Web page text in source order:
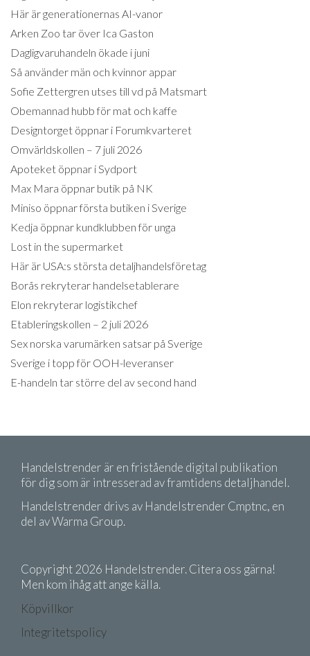
Här är generationernas AI-vanor
Arken Zoo tar över Ica Gaston
Dagligvaruhandeln ökade i juni
Så använder män och kvinnor appar
Sofie Zettergren utses till vd på Matsmart
Obemannad hubb för mat och kaffe
Designtorget öppnar i Forumkvarteret
Omvärldskollen – 7 juli 2026
Apoteket öppnar i Sydport
Max Mara öppnar butik på NK
Miniso öppnar första butiken i Sverige
Kedja öppnar kundklubben för unga
Lost in the supermarket
Här är USA:s största detaljhandelsföretag
Borås rekryterar handelsetablerare
Elon rekryterar logistikchef
Etableringskollen – 2 juli 2026
Sex norska varumärken satsar på Sverige
Sverige i topp för OOH-leveranser
E-handeln tar större del av second hand
Handelstrender är en fristående digital publikation
för dig som är intresserad av framtidens detaljhandel.
Handelstrender drivs av Handelstrender Cmptnc, en
del av Warma Group.
Copyright 2026 Handelstrender. Citera oss gärna!
Men kom ihåg att ange källa.
Köpvillkor
Integritetspolicy